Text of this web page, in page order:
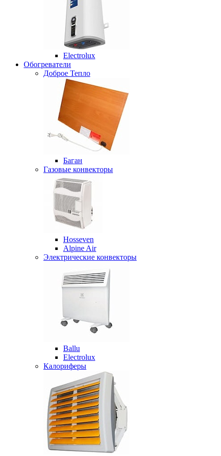
Electrolux
Обогреватели
Доброе Тепло
Баган
Газовые конвекторы
Hosseven
Alpine Air
Электрические конвекторы
Ballu
Electrolux
Калориферы